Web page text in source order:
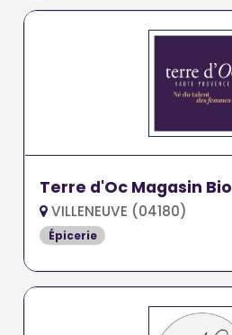
Terre d'Oc Magasin Bio
VILLENEUVE (04180)
Épicerie